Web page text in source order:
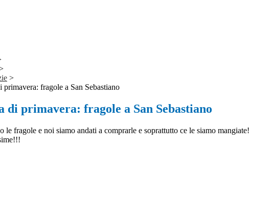
>
primavera: fragole a San Sebastiano
di primavera: fragole a San Sebastiano
le fragole e noi siamo andati a comprarle e soprattutto ce le siamo mangiate!